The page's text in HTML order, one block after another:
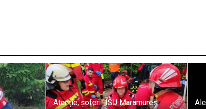
Atenție, șoferi! ISU Maramureș